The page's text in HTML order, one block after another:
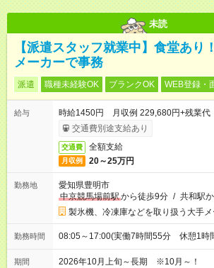
未読
【派遣スタッフ就業中】食堂あり
メーカーで事務
派遣 職種未経験OK ブランクOK WEB登録・
給与
時給1450円 月収例 229,680円+残業代
交通費別途支給あり
交通費 全額支給
月収例 20～25万円
勤務地
愛知県豊明市
中京競馬場前駅から徒歩9分 / 共和駅
製氷機、冷凍庫などを取り扱う大手
勤務時間 08:05～17:00(実働7時間55分 休憩1時
期間 2026年10月上旬～長期 ※10月～！